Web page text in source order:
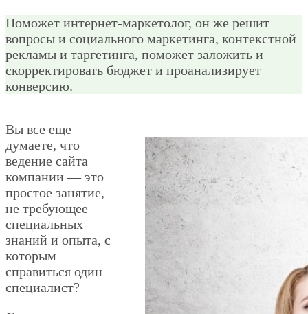
Поможет интернет-маркетолог, он же решит
вопросы и социального маркетинга, контекстной
рекламы и таргетинга, поможет заложить и
скорректировать бюджет и проанализирует
конверсию.
Вы все еще
думаете, что
ведение сайта
компании — это
простое занятие,
не требующее
специальных
знаний и опыта, с
которым
справиться один
специалист?